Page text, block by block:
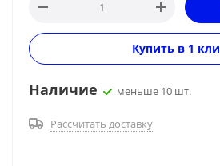
Купить в 1
Наличие меньше 10 шт.
Рассчитать доставку